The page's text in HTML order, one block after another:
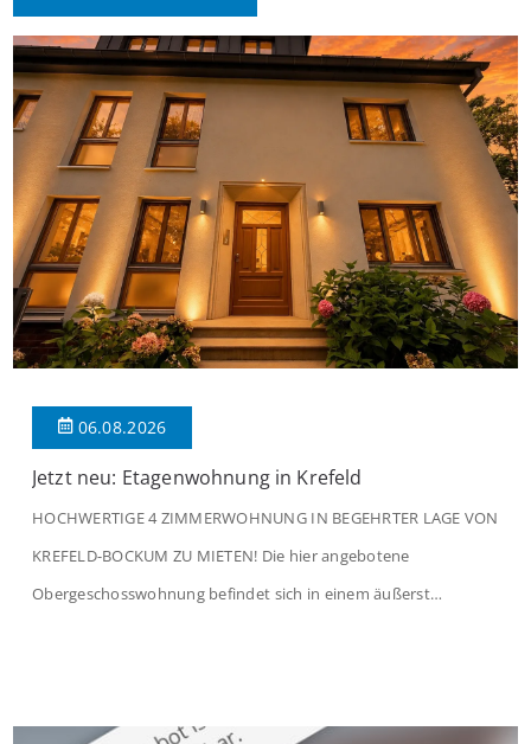
06.08.2026
Jetzt neu: Etagenwohnung in Krefeld
HOCHWERTIGE 4 ZIMMERWOHNUNG IN BEGEHRTER LAGE VON
KREFELD-BOCKUM ZU MIETEN! Die hier angebotene
Obergeschosswohnung befindet sich in einem äußerst